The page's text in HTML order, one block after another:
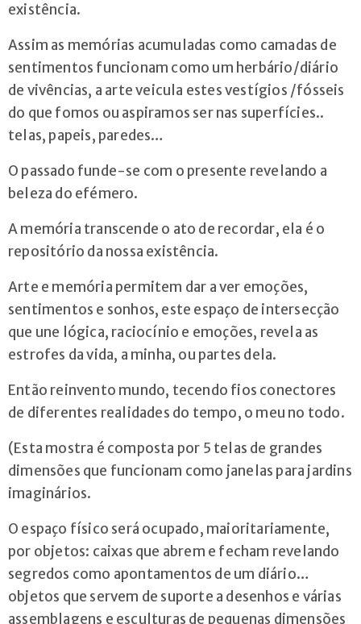
existência.
Assim as memórias acumuladas como camadas de
sentimentos funcionam como um herbário/diário
de vivências, a arte veicula estes vestígios /fósseis
do que fomos ou aspiramos ser nas superfícies..
telas, papeis, paredes…
O passado funde-se com o presente revelando a
beleza do efémero.
A memória transcende o ato de recordar, ela é o
repositório da nossa existência.
Arte e memória permitem dar a ver emoções,
sentimentos e sonhos, este espaço de intersecção
que une lógica, raciocínio e emoções, revela as
estrofes da vida, a minha, ou partes dela.
Então reinvento mundo, tecendo fios conectores
de diferentes realidades do tempo, o meu no todo.
(Esta mostra é composta por 5 telas de grandes
dimensões que funcionam como janelas para jardins
imaginários.
O espaço físico será ocupado, maioritariamente,
por objetos: caixas que abrem e fecham revelando
segredos como apontamentos de um diário…
objetos que servem de suporte a desenhos e várias
assemblagens e esculturas de pequenas dimensões